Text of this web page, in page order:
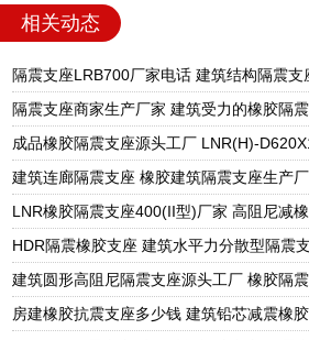
相关动态